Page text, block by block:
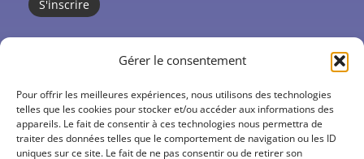
Gérer le consentement
Pour offrir les meilleures expériences, nous utilisons des technologies
telles que les cookies pour stocker et/ou accéder aux informations des
appareils. Le fait de consentir à ces technologies nous permettra de
traiter des données telles que le comportement de navigation ou les ID
uniques sur ce site. Le fait de ne pas consentir ou de retirer son
CO’santé
Centres de santé
Actions